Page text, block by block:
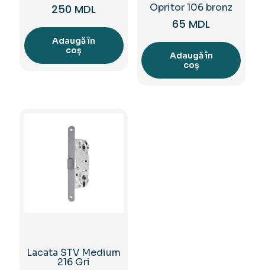
250 MDL
Adaugă în
coș
Opritor 106 bronz
65 MDL
Adaugă în
coș
Lacata STV Medium
216 Gri